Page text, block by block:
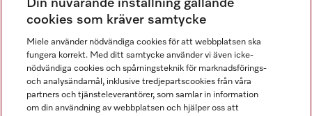
Gå med i vår gemenskap
Din nuvarande inställning gällande
cookies som kräver samtycke
Miele använder nödvändiga cookies för att webbplatsen ska
fungera korrekt. Med ditt samtycke använder vi även icke-
nödvändiga cookies och spårningsteknik för marknadsförings-
och analysändamål, inklusive tredjepartscookies från våra
partners och tjänsteleverantörer, som samlar in information
om din användning av webbplatsen och hjälper oss att